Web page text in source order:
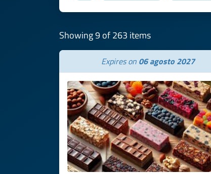
Showing 9 of 263 items
Expires on 06 agosto 2027